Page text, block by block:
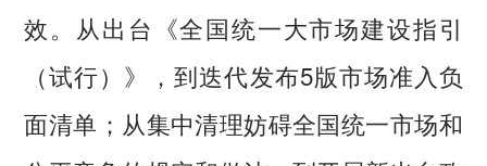
效。从出台《全国统一大市场建设指引
（试行）》，到迭代发布5版市场准入负
面清单；从集中清理妨碍全国统一市场和